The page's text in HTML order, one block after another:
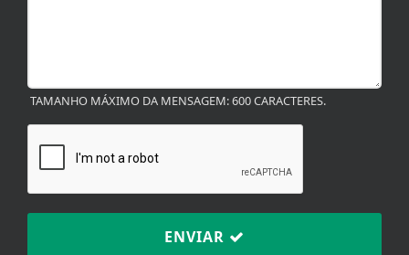
TAMANHO MÁXIMO DA MENSAGEM: 600 CARACTERES.
ENVIAR